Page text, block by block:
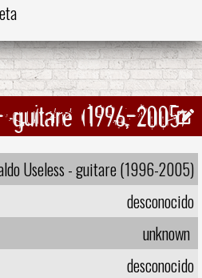
(1996-2005)
Useless - guitare (1996-2005)
desconocido
unknown
desconocido